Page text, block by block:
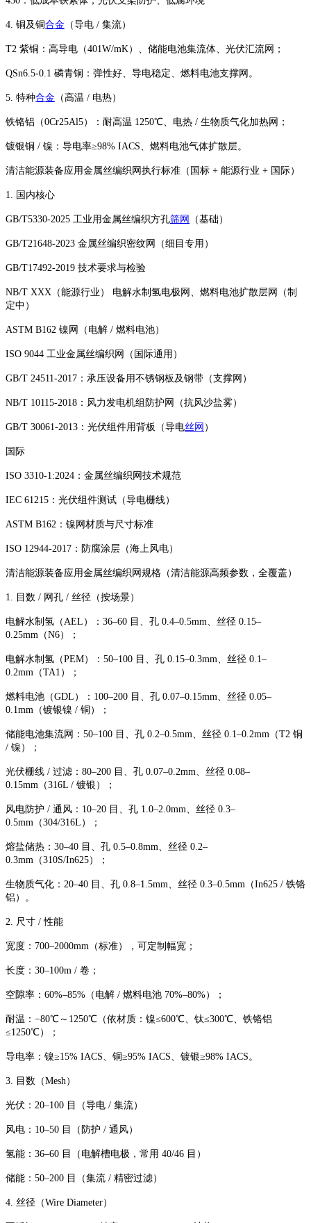
4. 铜及铜合金 （导电 / 集流）
T2 紫铜：高导电（401W/mK）、储能电池集流体、光伏汇流网；
QSn6.5‑0.1 磷青铜：弹性好、导电稳定、燃料电池支撑网。
5. 特种合金 （高温 / 电热）
铁铬铝（0Cr25Al5）：耐高温 1250℃、电热 / 生物质气化加热网；
镀银铜 / 镍：导电率≥98% IACS、燃料电池气体扩散层。
清洁能源装备应用金属丝编织网执行标准（国标 + 能源行业 + 国际）
1. 国内核心
GB/T5330‑2025 工业用金属丝编织方孔筛网 （基础）
GB/T21648‑2023 金属丝编织密纹网（细目专用）
GB/T17492‑2019 技术要求与检验
NB/T XXX（能源行业） 电解水制氢电极网、燃料电池扩散层网（制
定中）
ASTM B162 镍网（电解 / 燃料电池）
ISO 9044 工业金属丝编织网（国际通用）
GB/T 24511-2017：承压设备用不锈钢板及钢带（支撑网）
NB/T 10115-2018：风力发电机组防护网（抗风沙盐雾）
GB/T 30061-2013：光伏组件用背板（导电丝网 ）
国际
ISO 3310-1:2024：金属丝编织网技术规范
IEC 61215：光伏组件测试（导电栅线）
ASTM B162：镍网材质与尺寸标准
ISO 12944-2017：防腐涂层（海上风电）
清洁能源装备应用金属丝编织网规格（清洁能源高频参数，全覆盖）
1. 目数 / 网孔 / 丝径（按场景）
电解水制氢（AEL）：36–60 目、孔 0.4–0.5mm、丝径 0.15–
0.25mm（N6）；
电解水制氢（PEM）：50–100 目、孔 0.15–0.3mm、丝径 0.1–
0.2mm（TA1）；
燃料电池（GDL）：100–200 目、孔 0.07–0.15mm、丝径 0.05–
0.1mm（镀银镍 / 铜）；
储能电池集流网：50–100 目、孔 0.2–0.5mm、丝径 0.1–0.2mm（T2 铜
/ 镍）；
光伏栅线 / 过滤：80–200 目、孔 0.07–0.2mm、丝径 0.08–
0.15mm（316L / 镀银）；
风电防护 / 通风：10–20 目、孔 1.0–2.0mm、丝径 0.3–
0.5mm（304/316L）；
熔盐储热：30–40 目、孔 0.5–0.8mm、丝径 0.2–
0.3mm（310S/In625）；
生物质气化：20–40 目、孔 0.8–1.5mm、丝径 0.3–0.5mm（In625 / 铁铬
铝）。
2. 尺寸 / 性能
宽度：700–2000mm（标准），可定制幅宽；
长度：30–100m / 卷；
空隙率：60%–85%（电解 / 燃料电池 70%–80%）；
耐温：−80℃～1250℃（依材质：镍≤600℃、钛≤300℃、铁铬铝
≤1250℃）；
导电率：镍≥15% IACS、铜≥95% IACS、镀银≥98% IACS。
3. 目数（Mesh）
光伏：20–100 目（导电 / 集流）
风电：10–50 目（防护 / 通风）
氢能：36–60 目（电解槽电极，常用 40/46 目）
储能：50–200 目（集流 / 精密过滤）
4. 丝径（Wire Diameter）